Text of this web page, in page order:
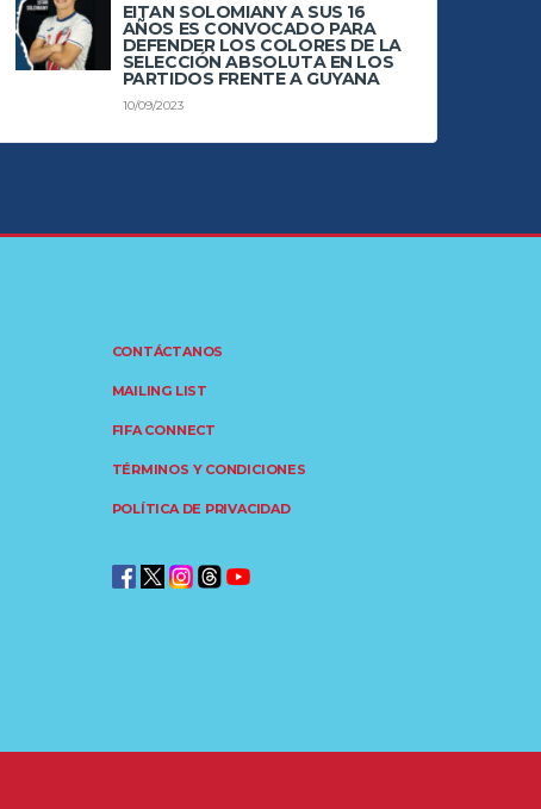
EITAN SOLOMIANY A SUS 16
AÑOS ES CONVOCADO PARA
DEFENDER LOS COLORES DE LA
SELECCIÓN ABSOLUTA EN LOS
PARTIDOS FRENTE A GUYANA
10/09/2023
CONTÁCTANOS
MAILING LIST
FIFA CONNECT
TÉRMINOS Y CONDICIONES
POLÍTICA DE PRIVACIDAD